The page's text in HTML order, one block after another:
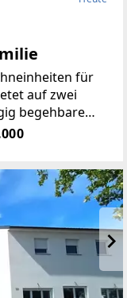
für
auf zwei
begehbare
mit